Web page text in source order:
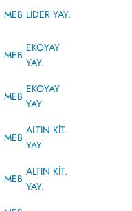
MEB LİDER YAY.
MEB
EKOYAY
YAY.
MEB
EKOYAY
YAY.
MEB
ALTIN KİT.
YAY.
MEB
ALTIN KİT.
YAY.